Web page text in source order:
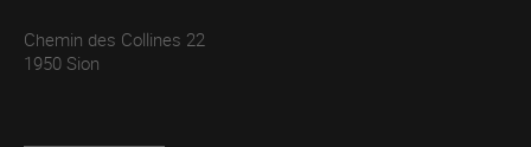
Chemin des Collines 22
1950 Sion